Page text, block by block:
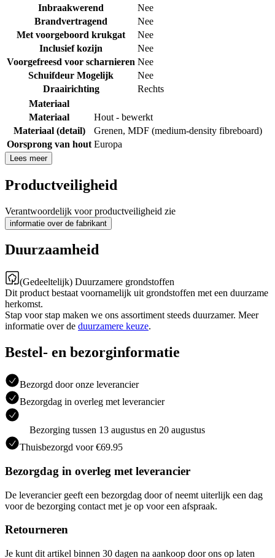
Inbraakwerend
Nee
Brandvertragend
Nee
Met voorgeboord krukgat
Nee
Inclusief kozijn
Nee
Voorgefreesd voor scharnieren Nee
Schuifdeur Mogelijk
Nee
Draairichting
Rechts
Materiaal
Materiaal
Hout - bewerkt
Materiaal (detail)
Grenen, MDF (medium-density fibreboard)
Oorsprong van hout Europa
Lees meer
Productveiligheid
Verantwoordelijk voor productveiligheid zie
informatie over de fabrikant
Duurzaamheid
(Gedeeltelijk) Duurzamere grondstoffen
Dit product bestaat voornamelijk uit grondstoffen met een duurzame
herkomst.
Stap voor stap maken we ons assortiment steeds duurzamer. Meer
informatie over de duurzamere keuze.
Bestel- en bezorginformatie
Bezorgd door onze leverancier
Bezorgdag in overleg met leverancier
Bezorging tussen 13 augustus en 20 augustus
Thuisbezorgd voor €69.95
Bezorgdag in overleg met leverancier
De leverancier geeft een bezorgdag door of neemt uiterlijk een dag
voor de bezorging contact met je op voor een afspraak.
Retourneren
Je kunt dit artikel binnen 30 dagen na aankoop door ons op laten